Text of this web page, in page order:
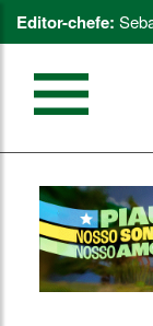
Editor-chefe: